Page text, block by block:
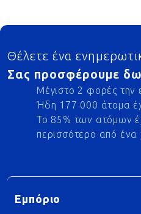
Footer
Θέλετε ένα
Σας προσφέρουμε
Μέγιστο 2 φορές την
Ήδη 177 000 άτομα
Το 85% των ατόμων
περισσότερο από ένα
Εμπόριο